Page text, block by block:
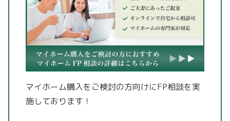
マイホーム購入をご検討の方向けにFP相談を実
施しております！